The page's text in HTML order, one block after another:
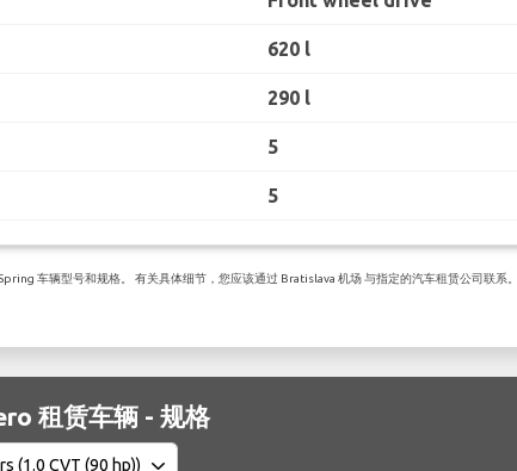
620 l
290 l
5
5
车辆型号和规格。 有关具体细节，您应该通过 Bratislava 机场 与指定的汽车租赁公司联系
租赁车辆 - 规格